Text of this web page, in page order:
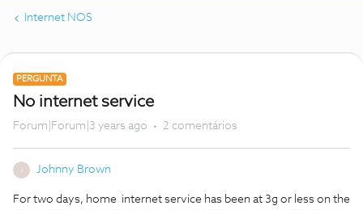
Internet NOS
PERGUNTA
No internet service
Forum|Forum|3 years ago 2 comentários
Johnny Brown
For two days, home internet service has been at 3g or less on the